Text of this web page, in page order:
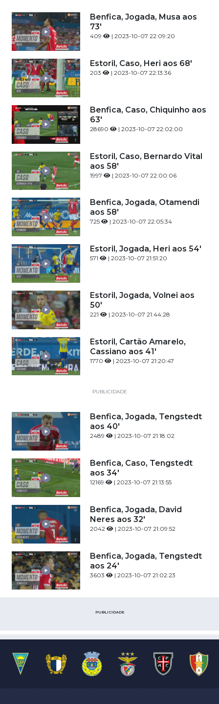
Benfica, Jogada, Musa aos
73'
409 | 2023-10-07 22:09:20
Estoril, Caso, Heri aos 68'
203 | 2023-10-07 22:13:36
Benfica, Caso, Chiquinho aos
63'
28690 | 2023-10-07 22:02:00
Estoril, Caso, Bernardo Vital
aos 58'
1997 | 2023-10-07 22:00:06
Benfica, Jogada, Otamendi
aos 58'
725 | 2023-10-07 22:05:34
Estoril, Jogada, Heri aos 54'
571 | 2023-10-07 21:51:20
Estoril, Jogada, Volnei aos
50'
221 | 2023-10-07 21:44:28
Estoril, Cartão Amarelo,
Cassiano aos 41'
1770 | 2023-10-07 21:20:47
PUBLICIDADE
Benfica, Jogada, Tengstedt
aos 40'
2489 | 2023-10-07 21:18:02
Benfica, Caso, Tengstedt
aos 34'
12169 | 2023-10-07 21:13:55
Benfica, Jogada, David
Neres aos 32'
2042 | 2023-10-07 21:09:52
Benfica, Jogada, Tengstedt
aos 24'
3603 | 2023-10-07 21:02:23
PUBLICIDADE